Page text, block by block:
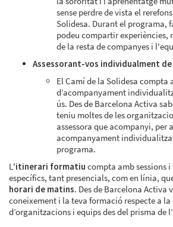
sense perdre de vista el
Solidesa. Durant el programa,
podeu compartir experiències,
de la resta de companyes i
Assessorant-vos individualment de
El Camí de la Solidesa compta
d’acompanyament
ús. Des de Barcelona Activa
teniu moltes de les
assessora que acompanyi, per
acompanyament
programa.
L’itinerari formatiu compta amb sessions
específics, tant presencials, com en línia,
horari de matins. Des de Barcelona Activa
coneixement i la teva formació respecte a
d’organitzacions i equips des del prisma de